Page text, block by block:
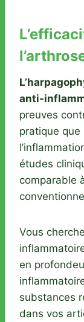
anti-
preuves
pratique
études
comparable
Vous
en
substances
dans vos